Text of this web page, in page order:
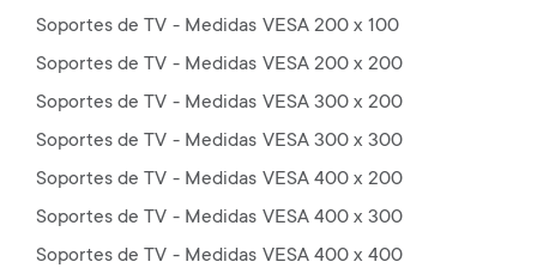
Soportes de TV - Medidas VESA 200 x 100
Soportes de TV - Medidas VESA 200 x 200
Soportes de TV - Medidas VESA 300 x 200
Soportes de TV - Medidas VESA 300 x 300
Soportes de TV - Medidas VESA 400 x 200
Soportes de TV - Medidas VESA 400 x 300
Soportes de TV - Medidas VESA 400 x 400